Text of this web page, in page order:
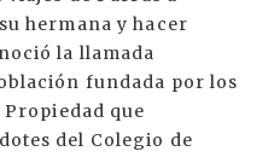
hermana y hacer
la llamada
fundada por los
Propiedad que
del Colegio de